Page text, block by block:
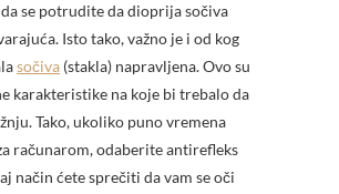
se potrudite da dioprija sočiva
Isto tako, važno je i od kog
sočiva (stakla) napravljena. Ovo su
karakteristike na koje bi trebalo da
Tako, ukoliko puno vremena
računarom, odaberite antirefleks
način ćete sprečiti da vam se oči